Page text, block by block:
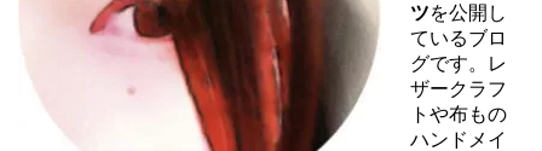
ツを公開し
ているブロ
グです。レ
ザークラフ
トや布もの
ハンドメイ